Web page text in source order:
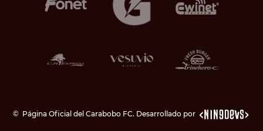
© Página Oficial del Carabobo FC. Desarrollado por